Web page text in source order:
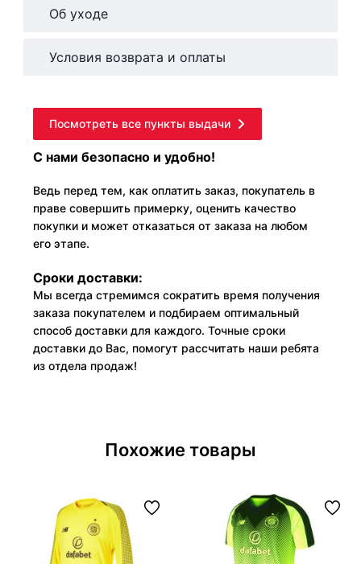
Об уходе
Условия возврата и оплаты
Посмотреть все пункты выдачи
С нами безопасно и удобно!
Ведь перед тем, как оплатить заказ, покупатель в
праве совершить примерку, оценить качество
покупки и может отказаться от заказа на любом
его этапе.
Сроки доставки:
Мы всегда стремимся сократить время получения
заказа покупателем и подбираем оптимальный
способ доставки для каждого. Точные сроки
доставки до Вас, помогут рассчитать наши ребята
из отдела продаж!
Похожие товары